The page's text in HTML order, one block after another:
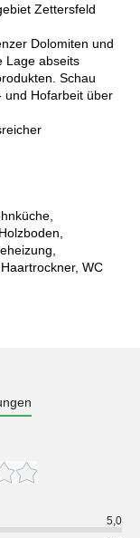
Zettersfeld
Dolomiten und
Lage abseits
Schau
und Hofarbeit über
WC
5,0